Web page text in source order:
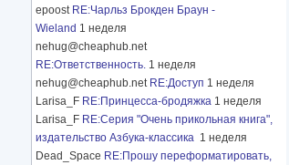
epoost RE:Чарльз Брокден Браун -
Wieland 1 неделя
nehug@cheaphub.net
RE:Ответственность. 1 неделя
nehug@cheaphub.net RE:Доступ 1 неделя
Larisa_F RE:Принцесса-бродяжка 1 неделя
Larisa_F RE:Серия "Очень прикольная книга",
издательство Азбука-классика 1 неделя
Dead_Space RE:Прошу переформатировать,